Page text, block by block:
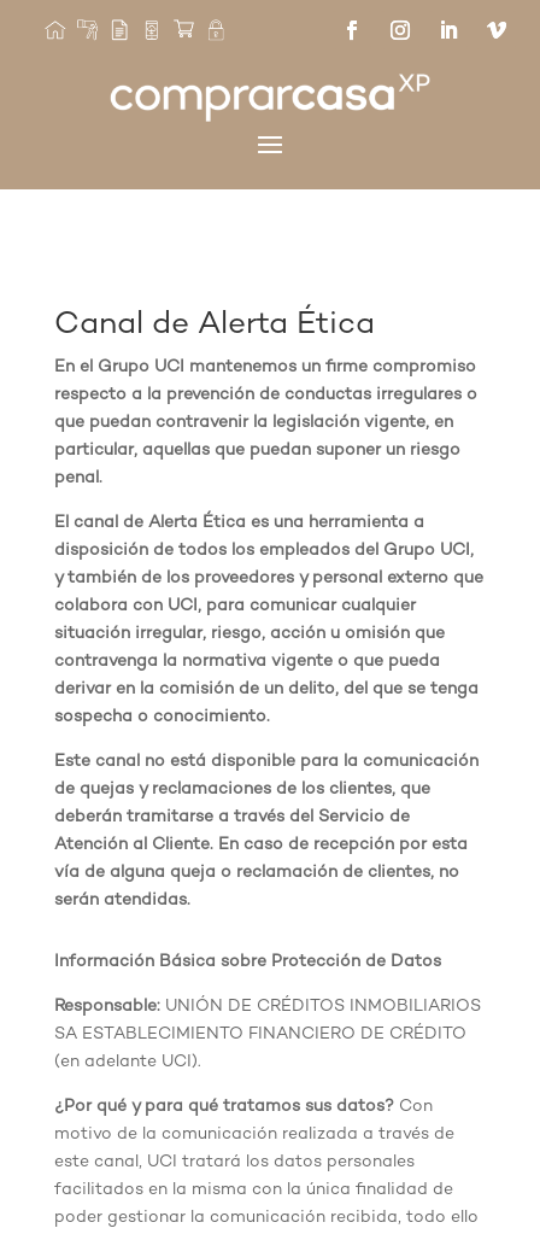
Canal de Alerta Ética
En el Grupo UCI mantenemos un firme compromiso
respecto a la prevención de conductas irregulares o
que puedan contravenir la legislación vigente, en
particular, aquellas que puedan suponer un riesgo
penal.
El canal de Alerta Ética es una herramienta a
disposición de todos los empleados del Grupo UCI,
y también de los proveedores y personal externo que
colabora con UCI, para comunicar cualquier
situación irregular, riesgo, acción u omisión que
contravenga la normativa vigente o que pueda
derivar en la comisión de un delito, del que se tenga
sospecha o conocimiento.
Este canal no está disponible para la comunicación
de quejas y reclamaciones de los clientes, que
deberán tramitarse a través del Servicio de
Atención al Cliente. En caso de recepción por esta
vía de alguna queja o reclamación de clientes, no
serán atendidas.
Información Básica sobre Protección de Datos
Responsable:UNIÓN DE CRÉDITOS INMOBILIARIOS
SA ESTABLECIMIENTO FINANCIERO DE CRÉDITO
(en adelante UCI).
¿Por qué y para qué tratamos sus datos?Con
motivo de la comunicación realizada a través de
este canal, UCI tratará los datos personales
facilitados en la misma con la única finalidad de
poder gestionar la comunicación recibida, todo ello